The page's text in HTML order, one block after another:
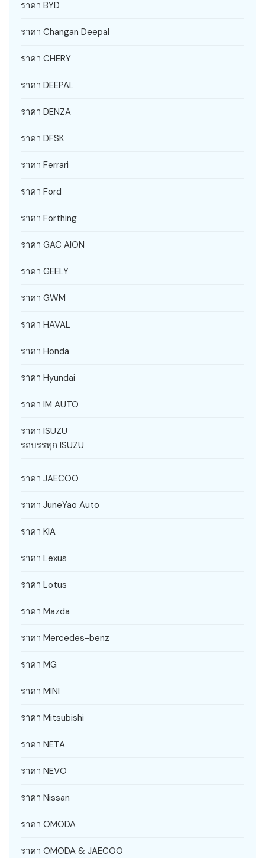
ราคา BYD
ราคา Changan Deepal
ราคา CHERY
ราคา DEEPAL
ราคา DENZA
ราคา DFSK
ราคา Ferrari
ราคา Ford
ราคา Forthing
ราคา GAC AION
ราคา GEELY
ราคา GWM
ราคา HAVAL
ราคา Honda
ราคา Hyundai
ราคา IM AUTO
ราคา ISUZU
รถบรรทุก ISUZU
ราคา JAECOO
ราคา JuneYao Auto
ราคา KIA
ราคา Lexus
ราคา Lotus
ราคา Mazda
ราคา Mercedes-benz
ราคา MG
ราคา MINI
ราคา Mitsubishi
ราคา NETA
ราคา NEVO
ราคา Nissan
ราคา OMODA
ราคา OMODA & JAECOO